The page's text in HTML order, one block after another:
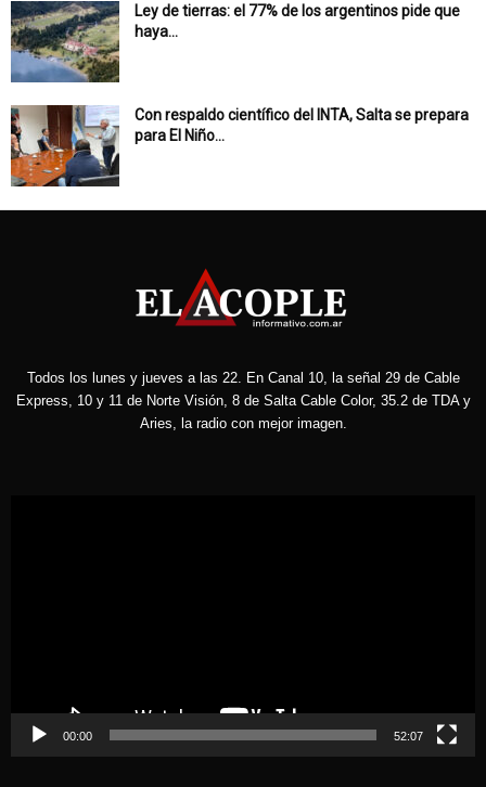
Ley de tierras: el 77% de los argentinos pide que
haya...
Con respaldo científico del INTA, Salta se prepara
para El Niño...
Todos los lunes y jueves a las 22. En Canal 10, la señal 29 de Cable
Express, 10 y 11 de Norte Visión, 8 de Salta Cable Color, 35.2 de TDA y
Aries, la radio con mejor imagen.
00:00 52:07